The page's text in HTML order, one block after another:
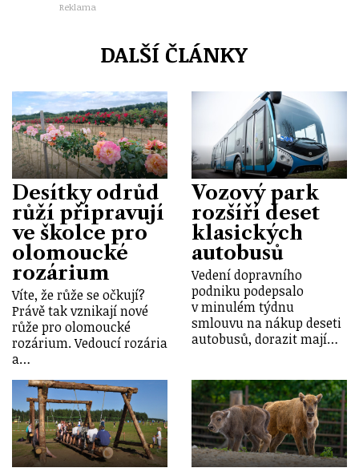
Reklama
DALŠÍ ČLÁNKY
Desítky odrůd
růží připravují
ve školce pro
olomoucké
rozárium
Víte, že růže se očkují?
Právě tak vznikají nové
růže pro olomoucké
rozárium. Vedoucí rozária
a…
Vozový park
rozšíří deset
klasických
autobusů
Vedení dopravního
podniku podepsalo
v minulém týdnu
smlouvu na nákup deseti
autobusů, dorazit mají…